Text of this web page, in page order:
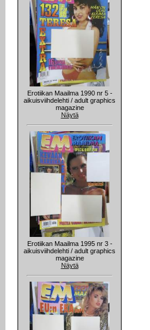
Erotiikan Maailma 1990 nr 5 -
aikuisviihdelehti / adult graphics
magazine
Näytä
Erotiikan Maailma 1995 nr 3 -
aikuisviihdelehti / adult graphics
magazine
Näytä